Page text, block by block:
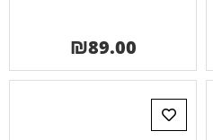
₪89.00